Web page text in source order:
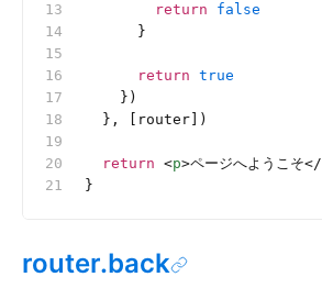
        return
false
      }
      return
true
    })
  }, [router])
  return
<p>ページへようこそ</
}
router.back